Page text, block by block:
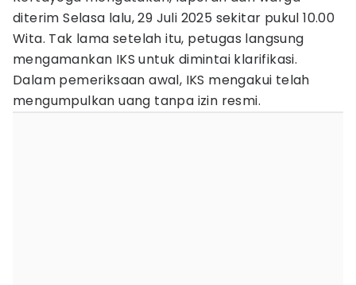
diterim Selasa lalu, 29 Juli 2025 sekitar pukul 10.00
Wita. Tak lama setelah itu, petugas langsung
mengamankan IKS untuk dimintai klarifikasi.
Dalam pemeriksaan awal, IKS mengakui telah
mengumpulkan uang tanpa izin resmi.